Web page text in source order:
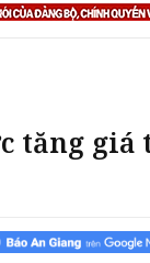
tăng giá